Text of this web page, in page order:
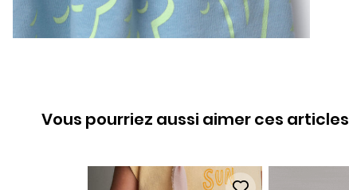
Vous pourriez aussi aimer ces articles